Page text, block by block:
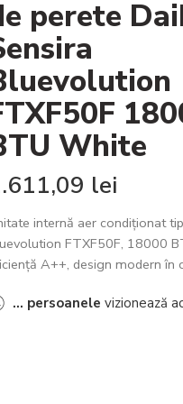
perete
White
lei
internă aer condiționat
FTXF50F, 18000
A++, design modern în
... persoanele vizionează